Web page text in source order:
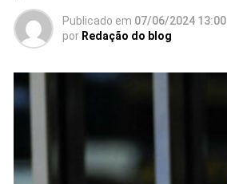
Publicado em 07/06/2024 13:00
por Redação do blog